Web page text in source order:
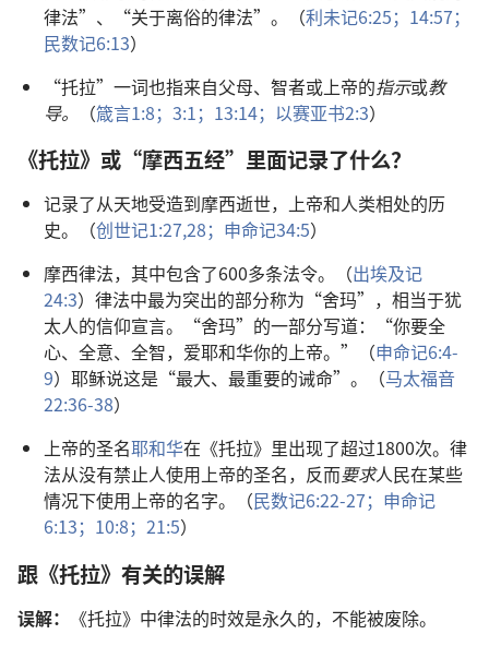
律法”、“关于离俗的律法”。（利未记6:25； 14:57；
民数记6:13）
“托拉”一词也指来自父母、智者或上帝的指示或教
导。
（箴言1:8； 3:1； 13:14； 以赛亚书2:3）
《托拉》或“摩西五经”里面记录了什么？
记录了从天地受造到摩西逝世，上帝和人类相处的历
史。（创世记1:27,28； 申命记34:5）
摩西律法，其中包含了600多条法令。（出埃及记
24:3）律法中最为突出的部分称为“舍玛”，相当于犹
太人的信仰宣言。“舍玛”的一部分写道：“你要全
心、全意、全智，爱耶和华你的上帝。”（申命记6:4-
9）耶稣说这是“最大、最重要的诫命”。（马太福音
22:36-38）
上帝的圣名耶和华在《托拉》里出现了超过1800次。律
法从没有禁止人使用上帝的圣名，反而要求人民在某些
情况下使用上帝的名字。（民数记6:22-27； 申命记
6:13； 10:8； 21:5）
跟《托拉》有关的误解
误解：
《托拉》中律法的时效是永久的，不能被废除。